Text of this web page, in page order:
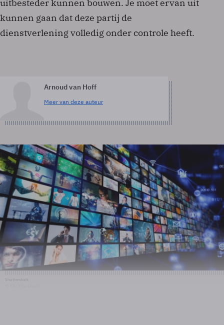
uitbesteder kunnen bouwen. Je moet ervan uit
kunnen gaan dat deze partij de
dienstverlening volledig onder controle heeft.
Arnoud van Hoff
Meer van deze auteur